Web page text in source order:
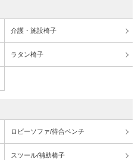
介護・施設椅子
ラタン椅子
ロビーソファ/待合ベンチ
スツール/補助椅子